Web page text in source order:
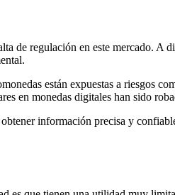
de regulación en este mercado. A
están expuestas a riesgos
en monedas digitales han sido
información precisa y